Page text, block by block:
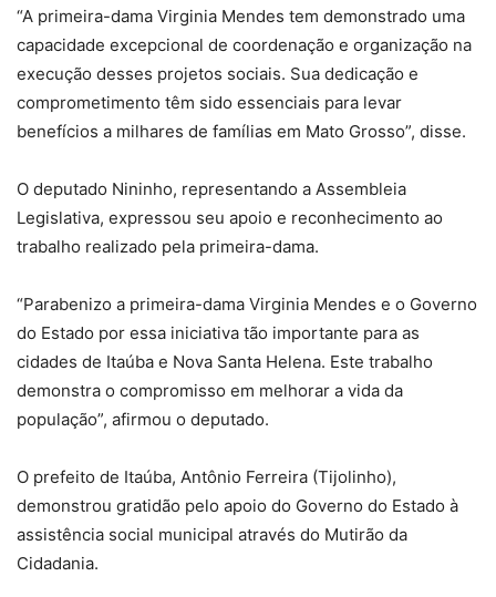
“A primeira-dama Virginia Mendes tem demonstrado uma
capacidade excepcional de coordenação e organização na
execução desses projetos sociais. Sua dedicação e
comprometimento têm sido essenciais para levar
benefícios a milhares de famílias em Mato Grosso”, disse.
O deputado Nininho, representando a Assembleia
Legislativa, expressou seu apoio e reconhecimento ao
trabalho realizado pela primeira-dama.
“Parabenizo a primeira-dama Virginia Mendes e o Governo
do Estado por essa iniciativa tão importante para as
cidades de Itaúba e Nova Santa Helena. Este trabalho
demonstra o compromisso em melhorar a vida da
população”, afirmou o deputado.
O prefeito de Itaúba, Antônio Ferreira (Tijolinho),
demonstrou gratidão pelo apoio do Governo do Estado à
assistência social municipal através do Mutirão da
Cidadania.